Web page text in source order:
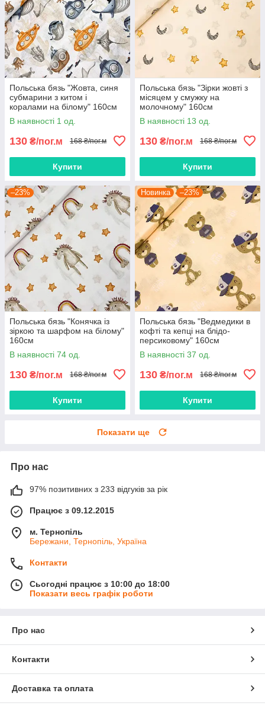
Польська бязь "Жовта, синя
субмарини з китом і
коралами на білому" 160см
В наявності 1 од.
130 ₴/пог.м 168 ₴/пог.м
Купити
Польська бязь "Зірки жовті з
місяцем у смужку на
молочному" 160см
В наявності 13 од.
130 ₴/пог.м 168 ₴/пог.м
Купити
–23%
Польська бязь "Конячка із
зіркою та шарфом на білому"
160см
В наявності 74 од.
130 ₴/пог.м 168 ₴/пог.м
Купити
Новинка –23%
Польська бязь "Ведмедики в
кофті та кепці на блідо-
персиковому" 160см
В наявності 37 од.
130 ₴/пог.м 168 ₴/пог.м
Купити
Показати ще
Про нас
97% позитивних з 233 відгуків за рік
Працює з 09.12.2015
м. Тернопіль
Бережани, Тернопіль, Україна
Контакти
Сьогодні працює з 10:00 до 18:00
Показати весь графік роботи
Про нас
Контакти
Доставка та оплата